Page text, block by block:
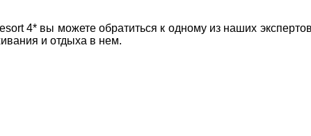
9:00 - 18:00
- 15:00
4* вы можете обратиться к одному из наших
и отдыха в нем.